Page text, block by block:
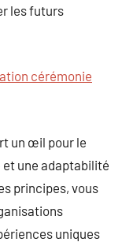
les futurs
cérémonie
un œil pour le
une adaptabilité
principes, vous
uniques